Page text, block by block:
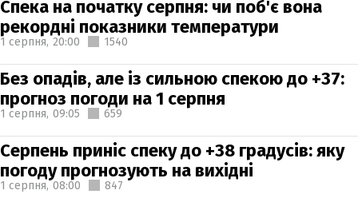
Спека на початку серпня: чи поб'є вона
рекордні показники температури
1 серпня, 20:00 1540
Без опадів, але із сильною спекою до +37:
прогноз погоди на 1 серпня
1 серпня, 09:05 659
Серпень приніс спеку до +38 градусів: яку
погоду прогнозують на вихідні
1 серпня, 08:00 847